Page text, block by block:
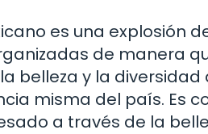
es una explosión
de manera
belleza y la
misma del país. Es
a través de la